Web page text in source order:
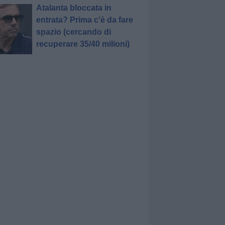
Atalanta bloccata in
entrata? Prima c'è da fare
spazio (cercando di
recuperare 35/40 milioni)